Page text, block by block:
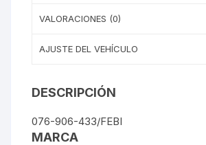
VALORACIONES (0)
AJUSTE DEL VEHÍCULO
DESCRIPCIÓN
076-906-433/FEBI
MARCA